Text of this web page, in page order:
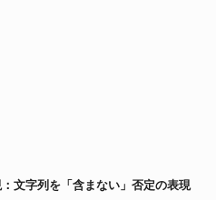
文字列を「含まない」否定の表現